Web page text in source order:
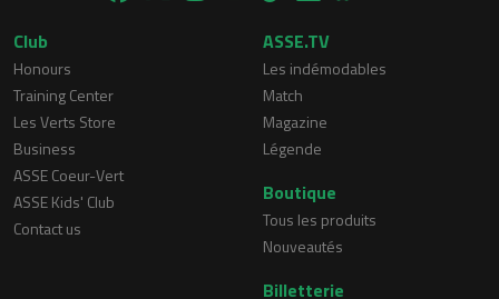
Club
Honours
Training Center
Les Verts Store
Business
ASSE Coeur-Vert
ASSE Kids' Club
Contact us
ASSE.TV
Les indémodables
Match
Magazine
Légende
Boutique
Tous les produits
Nouveautés
Billetterie